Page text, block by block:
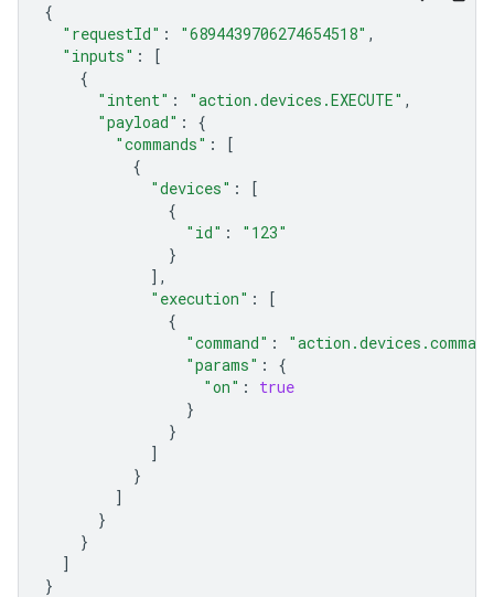
{
"requestId" : "6894439706274654518" ,
"inputs" :
[
{
"intent" : "action.devices.EXECUTE" ,
"payload" :
{
"commands" :
[
{
"devices" :
[
{
"id" :
"123"
}
],
"execution" :
[
{
"command" :
"params" :
{
"on" :
true
}
}
]
}
]
}
}
]
}